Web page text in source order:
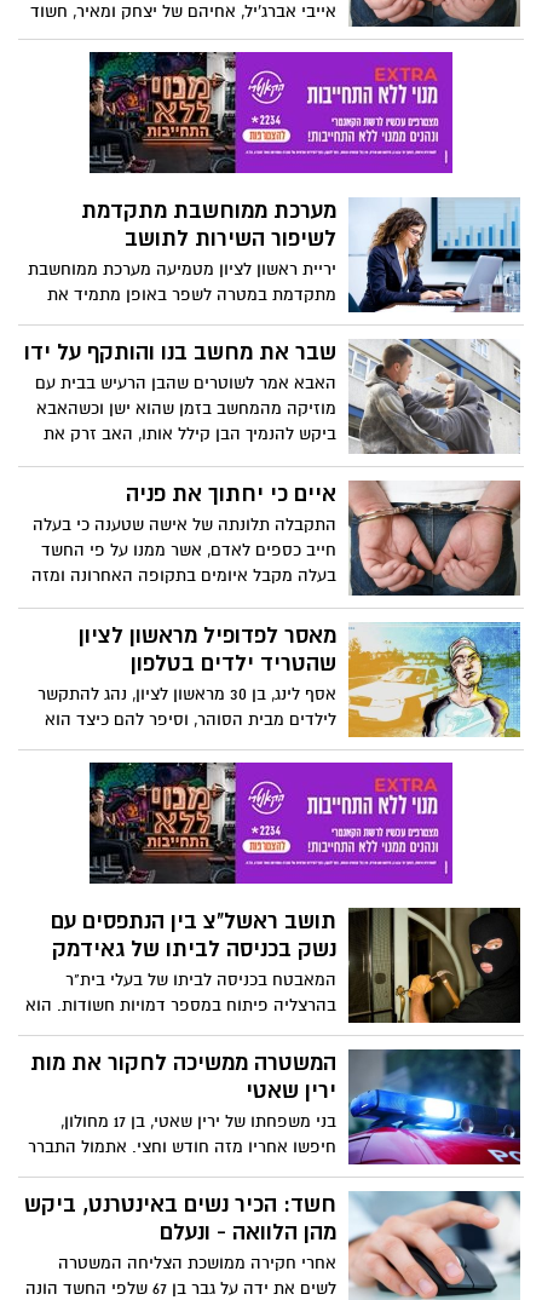
אייבי אברג'יל, אחיהם של יצחק ומאיר, חשוד
במעורבות בתכנון שוד קזינו בהרצליה פיתוח.
חשודים אחרים נעצרו בחצר בית בנו של
ארקדי גאידמק
מערכת ממוחשבת מתקדמת
לשיפור השירות לתושב
יריית ראשון לציון מטמיעה מערכת ממוחשבת
מתקדמת במטרה לשפר באופן מתמיד את
השירות לתושב
שבר את מחשב בנו והותקף על ידו
האבא אמר לשוטרים שהבן הרעיש בבית עם
מוזיקה מהמחשב בזמן שהוא ישן וכשהאבא
ביקש להנמיך הבן קילל אותו, האב זרק את
איים כי יחתוך את פניה
התקבלה תלונתה של אישה שטענה כי בעלה
חייב כספים לאדם, אשר ממנו על פי החשד
בעלה מקבל איומים בתקופה האחרונה ומזה
התקשר אליה ואיים כי יחתוך את פניה...
מאסר לפדופיל מראשון לציון
שהטריד ילדים בטלפון
אסף לינג, בן 30 מראשון לציון, נהג להתקשר
לילדים מבית הסוהר, וסיפר להם כיצד הוא
מאונן. כשסירבו לשתף פעולה ואמרו שלא
יתפשטו, איים לרצוח אותם: "אני יודע היכן
אתם גרים"
תושב ראשל"צ בין הנתפסים עם
נשק בכניסה לביתו של גאידמק
המאבטח בכניסה לביתו של בעלי בית"ר
בהרצליה פיתוח במספר דמויות חשודות. הוא
מיהר להזעיק את המשטרה ולמקום הגיעו
שוטרי סיור ומתנדבים של המשמר האזרחי של
משטרת גלילות.
המשטרה ממשיכה לחקור את מות
ירין שאטי
בני משפחתו של ירין שאטי, בן 17 מחולון,
חיפשו אחריו מזה חודש וחצי. אתמול התברר
להם ולמשטרה כי ירין נרצח בירייה בראשו
ונקבר בחולות ראשון-לציון.
חשד: הכיר נשים באינטרנט, ביקש
מהן הלוואה - ונעלם
אחרי חקירה ממושכת הצליחה המשטרה
לשים את ידה על גבר בן 67 שלפי החשד הונה